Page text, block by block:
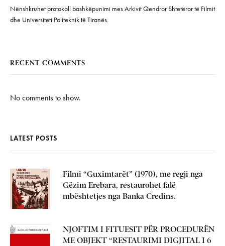
Nënshkruhet protokoll bashkëpunimi mes Arkivit Qendror Shtetëror të Filmit
dhe Universiteti Politeknik të Tiranës.
RECENT COMMENTS
No comments to show.
LATEST POSTS
Filmi “Guximtarët” (1970), me regji nga
Gëzim Erebara, restaurohet falë
mbështetjes nga Banka Credins.
NJOFTIM I FITUESIT PËR PROCEDURËN
ME OBJEKT “RESTAURIMI DIGJITAL I 6